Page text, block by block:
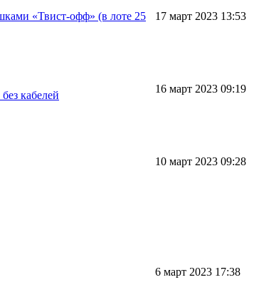
«Твист-офф» (в лоте 25
17 март 2023 13:53
кабелей
16 март 2023 09:19
10 март 2023 09:28
6 март 2023 17:38